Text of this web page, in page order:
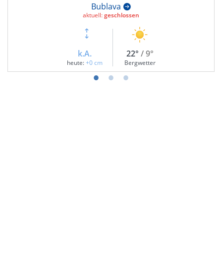
Bublava
aktuell:geschlossen
k.A.
heute: +0 cm
22° / 9°
Bergwetter